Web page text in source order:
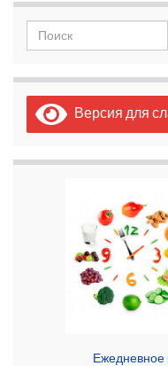
Search for:
Версия для
Ежедневное